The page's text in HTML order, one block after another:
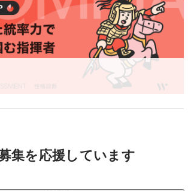
す。
って最も重要なはずの顧客や現場の声が、
ていません。
集を応援しています